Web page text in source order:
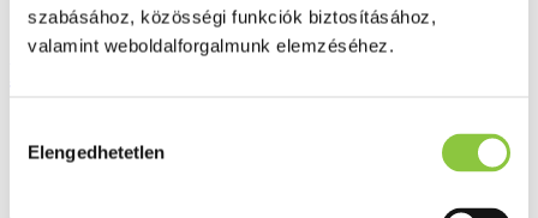
szabásához, közösségi funkciók biztosításához,
valamint weboldalforgalmunk elemzéséhez.
kiválasztása
Elengedhetetlen